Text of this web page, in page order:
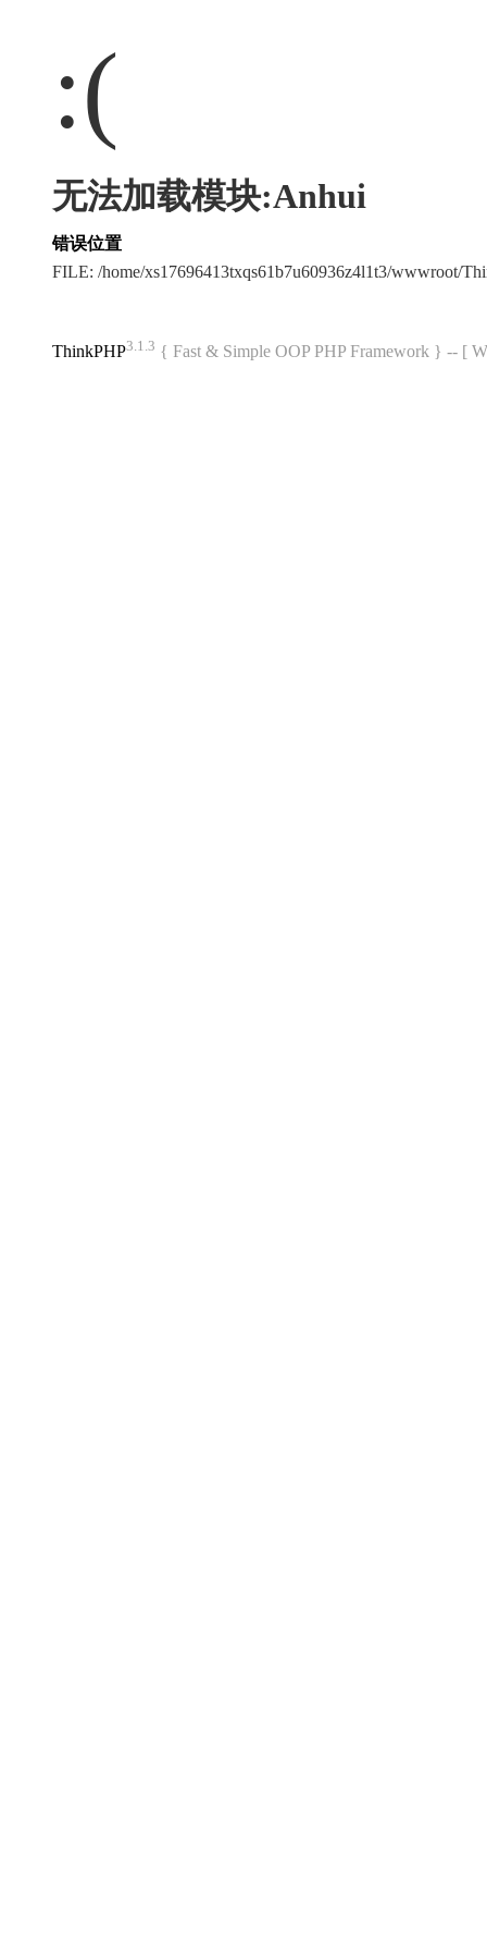
:(
无法加载模块:Anhui
错误位置
FILE: /home/xs17696413txqs61b7u60936z4l1t3/wwwroot/
ThinkPHP3.1.3 { Fast & Simple OOP PHP Framework } -- [